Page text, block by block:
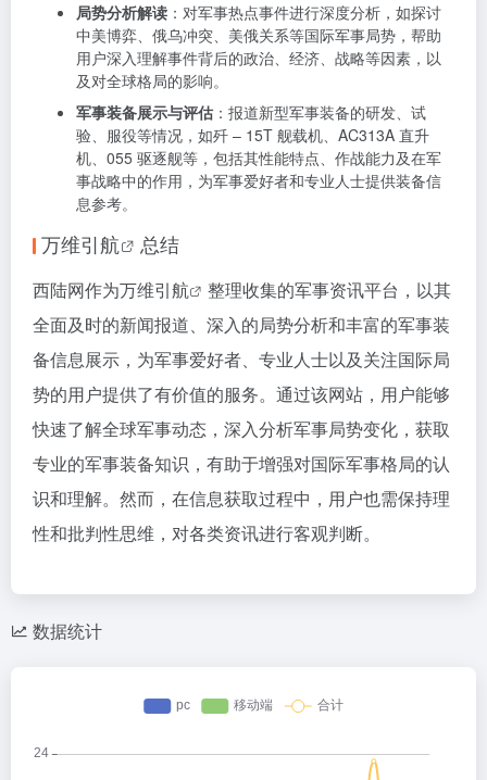
局势分析解读 ：对军事热点事件进行深度分析，如探讨
中美博弈、俄乌冲突、美俄关系等国际军事局势，帮助
用户深入理解事件背后的政治、经济、战略等因素，以
及对全球格局的影响。
军事装备展示与评估 ：报道新型军事装备的研发、试
验、服役等情况，如歼 – 15T 舰载机、AC313A 直升
机、055 驱逐舰等，包括其性能特点、作战能力及在军
事战略中的作用，为军事爱好者和专业人士提供装备信
息参考。
万维引航 总结
西陆网作为万维引航
整理收集的军事资讯平台，以其
全面及时的新闻报道、深入的局势分析和丰富的军事装
备信息展示，为军事爱好者、专业人士以及关注国际局
势的用户提供了有价值的服务。通过该网站，用户能够
快速了解全球军事动态，深入分析军事局势变化，获取
专业的军事装备知识，有助于增强对国际军事格局的认
识和理解。然而，在信息获取过程中，用户也需保持理
性和批判性思维，对各类资讯进行客观判断。
数据统计